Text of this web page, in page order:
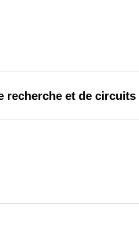
recherche et de circuits